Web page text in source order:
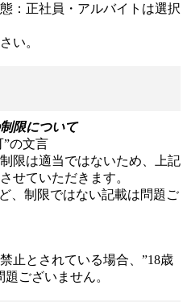
：正社員・アルバイトは選択
い。
限について
の文言
限は適当ではないため、上記
せていただきます。
、制限ではない記載は問題ご
止とされている場合、”18歳
ございません。